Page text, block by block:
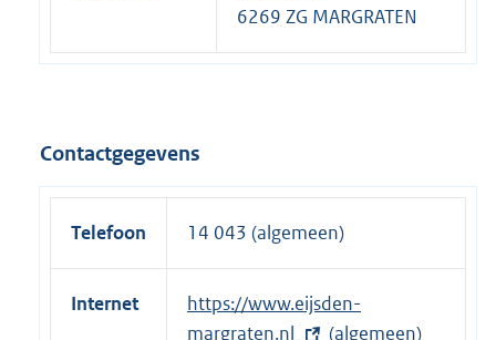
6269 ZG MARGRATEN
Contactgegevens
Telefoon 14 043 (algemeen)
Internet
E
x
https://www.eijsden-
margraten.nl
(algemeen)